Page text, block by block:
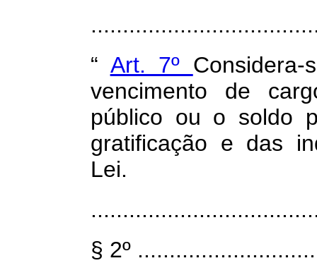
“ Art. 7º
vencimento de
público ou o soldo
gratificação e das
Lei.
§ 2º